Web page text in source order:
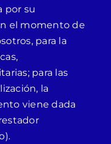
por su
el momento de
para la
para las
la
viene dada